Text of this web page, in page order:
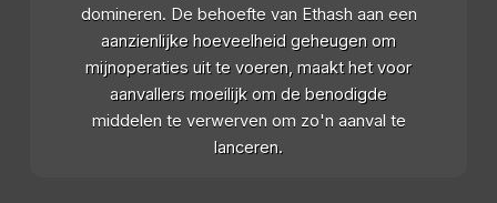
domineren. De behoefte van Ethash aan een
aanzienlijke hoeveelheid geheugen om
mijnoperaties uit te voeren, maakt het voor
aanvallers moeilijk om de benodigde
middelen te verwerven om zo'n aanval te
lanceren.